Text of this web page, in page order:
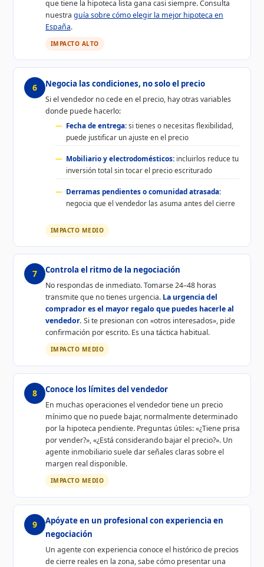
que tiene la hipoteca lista gana casi siempre. Consulta
nuestra guía sobre cómo elegir la mejor hipoteca en
España.
IMPACTO ALTO
6 Negocia las condiciones, no solo el precio
Si el vendedor no cede en el precio, hay otras variables
donde puede hacerlo:
Fecha de entrega:si tienes o necesitas flexibilidad,
puede justificar un ajuste en el precio
Mobiliario y electrodomésticos: incluirlos reduce tu
inversión total sin tocar el precio escriturado
Derramas pendientes o comunidad atrasada:
negocia que el vendedor las asuma antes del cierre
IMPACTO MEDIO
7 Controla el ritmo de la negociación
No respondas de inmediato. Tomarse 24–48 horas
transmite que no tienes urgencia. La urgencia del
comprador es el mayor regalo que puedes hacerle al
vendedor. Si te presionan con «otros interesados», pide
confirmación por escrito. Es una táctica habitual.
IMPACTO MEDIO
8 Conoce los límites del vendedor
En muchas operaciones el vendedor tiene un precio
mínimo que no puede bajar, normalmente determinado
por la hipoteca pendiente. Preguntas útiles: «¿Tiene prisa
por vender?», «¿Está considerando bajar el precio?». Un
agente inmobiliario suele dar señales claras sobre el
margen real disponible.
IMPACTO MEDIO
9
Apóyate en un profesional con experiencia en
negociación
Un agente con experiencia conoce el histórico de precios
de cierre reales en la zona, sabe cómo presentar una